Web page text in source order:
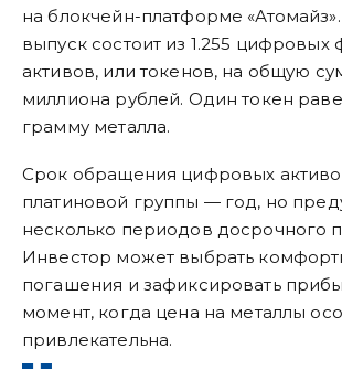
на блокчейн-платформе
выпуск состоит из 1.255 цифровых
активов, или токенов, на общую
миллиона рублей. Один токен
грамму металла.
Срок обращения цифровых
платиновой группы — год, но
несколько периодов досрочного
Инвестор может выбрать
погашения и зафиксировать
момент, когда цена на металлы
привлекательна.